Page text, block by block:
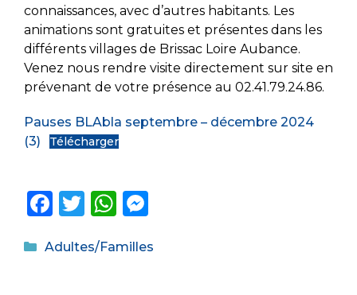
connaissances, avec d’autres habitants. Les
animations sont gratuites et présentes dans les
différents villages de Brissac Loire Aubance.
Venez nous rendre visite directement sur site en
prévenant de votre présence au 02.41.79.24.86.
Pauses BLAbla septembre – décembre 2024
(3)
Télécharger
F
c
T
it
W
a ss
Catégories
Adultes/Familles